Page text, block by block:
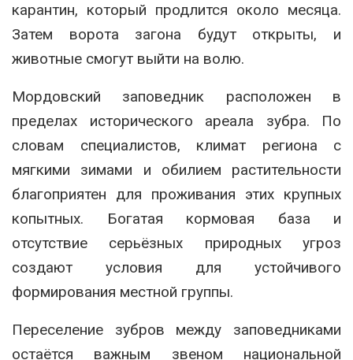
карантин, который продлится около месяца.
Затем ворота загона будут открыты, и
животные смогут выйти на волю.
Мордовский заповедник расположен в
пределах исторического ареала зубра. По
словам специалистов, климат региона с
мягкими зимами и обилием растительности
благоприятен для проживания этих крупных
копытных. Богатая кормовая база и
отсутствие серьёзных природных угроз
создают условия для устойчивого
формирования местной группы.
Переселение зубров между заповедниками
остаётся важным звеном национальной